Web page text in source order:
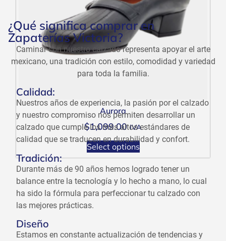
Aurora
$1,099.00 IVA
Select options
¿Qué significa comprar en
Zapaterías Victoria?
Caminar con nuestro calzado representa apoyar el arte
mexicano, una tradición con estilo, comodidad y variedad
para toda la familia.
Calidad:
Nuestros años de experiencia, la pasión por el calzado
y nuestro compromiso nos permiten desarrollar un
calzado que cumple los más altos estándares de
calidad que se traducen en durabilidad y confort.
Tradición:
Durante más de 90 años hemos logrado tener un
balance entre la tecnología y lo hecho a mano, lo cual
ha sido la fórmula para perfeccionar tu calzado con
las mejores prácticas.
Diseño
Estamos en constante actualización de tendencias y